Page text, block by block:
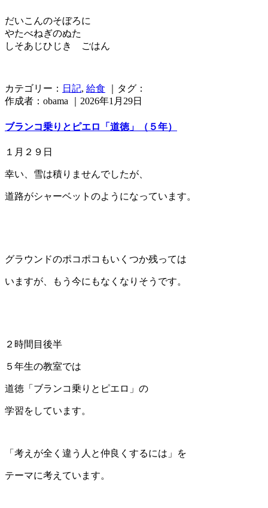
だいこんのそぼろに
やたべねぎのぬた
しそあじひじき ごはん
カテゴリー： 日記, 給食 ｜タグ：
作成者：obama ｜2026年1月29日
ブランコ乗りとピエロ「道徳」（５年）
１月２９日
幸い、雪は積りませんでしたが、
道路がシャーベットのようになっています。
グラウンドのポコポコもいくつか残っては
いますが、もう今にもなくなりそうです。
２時間目後半
５年生の教室では
道徳「ブランコ乗りとピエロ」の
学習をしています。
「考えが全く違う人と仲良くするには」を
テーマに考えています。